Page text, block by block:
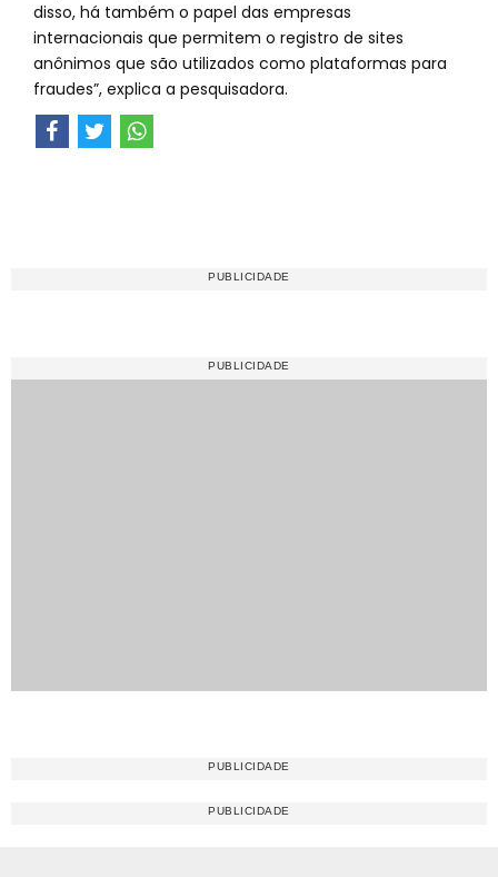
disso, há também o papel das empresas
internacionais que permitem o registro de sites
anônimos que são utilizados como plataformas para
fraudes”, explica a pesquisadora.